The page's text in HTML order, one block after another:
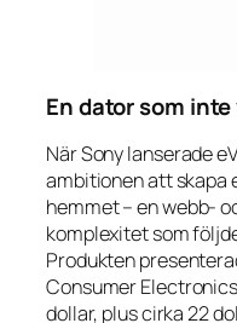
En dator som
När Sony lanserade
ambitionen att skapa
hemmet – en webb-
komplexitet som
Produkten
Consumer
dollar, plus cirka 22